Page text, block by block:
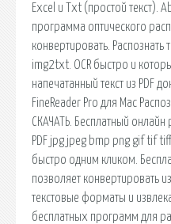
Excel и Txt (простой текст).
программа оптического
конвертировать.
img2txt. OCR быстро и
напечатанный текст из PDF
FineReader Pro для Mac
СКАЧАТЬ. Бесплатный онлайн
PDF jpg jpeg bmp png gif tif
быстро одним кликом.
позволяет конвертировать
текстовые форматы и
бесплатных программ для